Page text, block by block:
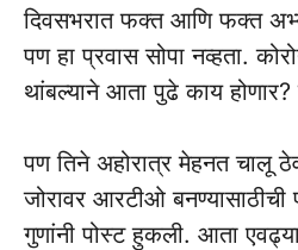
दिवसभरात फक्त आणि फक्त
पण हा प्रवास सोपा नव्हता.
थांबल्याने आता पुढे काय होणार?
पण तिने अहोरात्र मेहनत चालू
जोरावर आरटीओ बनण्यासाठीची
गुणांनी पोस्ट हुकली. आता